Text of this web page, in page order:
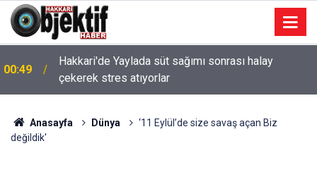
00:49
Hakkari'de Yaylada süt sağımı sonrası halay
çekerek stres atıyorlar
Anasayfa Dünya
‘11 Eylül’de size savaş açan Biz
değildik'